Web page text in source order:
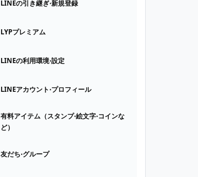
LINEの引き継ぎ⋅新規登録
LYPプレミアム
LINEの利用環境⋅設定
LINEアカウント⋅プロフィール
有料アイテム（スタンプ⋅絵文字⋅コインな
ど）
友だち⋅グループ